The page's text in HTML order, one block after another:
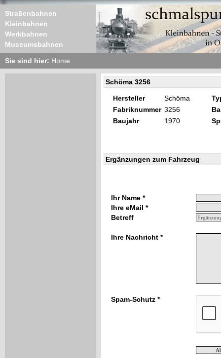
Straßenbahnen
Kleinbahnen
Werkbahnen
Museumsbahnen
Sie sind hier: Home
Schöma 3256
Hersteller Schöma
Fabriknummer 3256
Baujahr
1970
Ergänzungen zum Fahrzeug
Ihr Name *
Ihre eMail *
Betreff
Ihre Nachricht *
Spam-Schutz *